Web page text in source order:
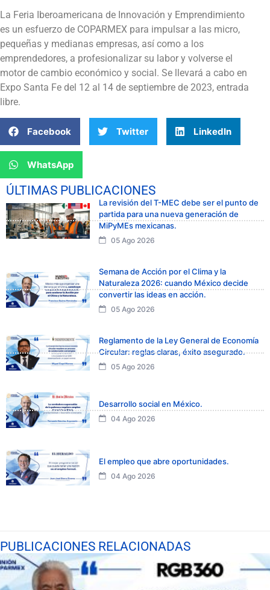
La Feria Iberoamericana de Innovación y Emprendimiento
es un esfuerzo de COPARMEX para impulsar a las micro,
pequeñas y medianas empresas, así como a los
emprendedores, a profesionalizar su labor y volverse el
motor de cambio económico y social. Se llevará a cabo en
Expo Santa Fe del 12 al 14 de septiembre de 2023, entrada
libre.
Facebook Twitter LinkedIn
WhatsApp
ÚLTIMAS PUBLICACIONES
La revisión del T-MEC debe ser el punto de
partida para una nueva generación de
MiPyMEs mexicanas.
05 Ago 2026
Semana de Acción por el Clima y la
Naturaleza 2026: cuando México decide
convertir las ideas en acción.
05 Ago 2026
Reglamento de la Ley General de Economía
Circular: reglas claras, éxito asegurado.
05 Ago 2026
Desarrollo social en México.
04 Ago 2026
El empleo que abre oportunidades.
04 Ago 2026
PUBLICACIONES RELACIONADAS